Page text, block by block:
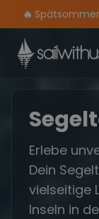
Skip to content
🔥
Sichere Dir jetzt
Verpass keine
Season
Erlebe
Dein
vielseitige
Inseln in